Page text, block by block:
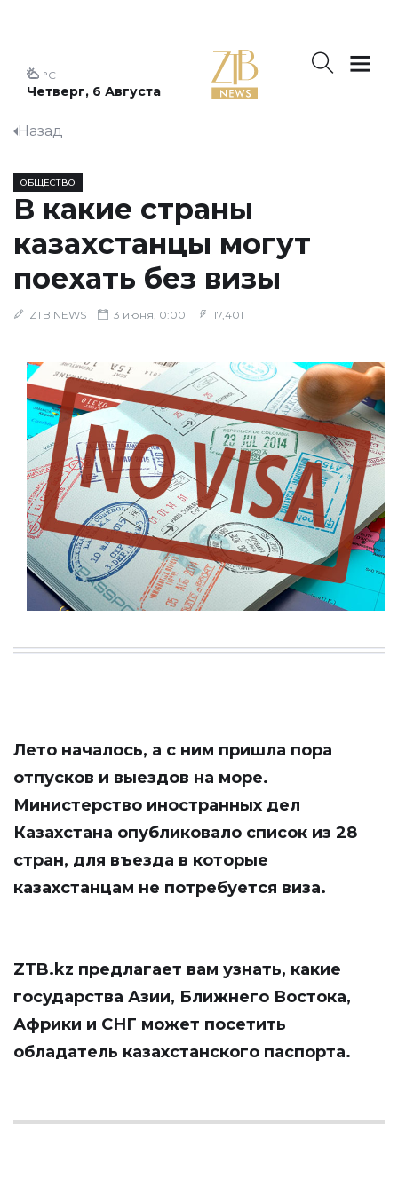
Четверг, 6 Августа
°C
Назад
ОБЩЕСТВО
В какие страны
казахстанцы могут
поехать без визы
ZTB NEWS 3 июня, 0:00 17,401
Лето началось, а с ним пришла пора
отпусков и выездов на море.
Министерство иностранных дел
Казахстана опубликовало список из 28
стран, для въезда в которые
казахстанцам не потребуется виза.
ZTB.kz предлагает вам узнать, какие
государства Азии, Ближнего Востока,
Африки и СНГ может посетить
обладатель казахстанского паспорта.